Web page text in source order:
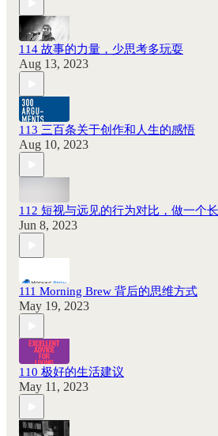
114 故事的力量，少思考多玩耍
Aug 13, 2023
113 三百条关于创作和人生的感悟
Aug 10, 2023
112 短视与远见的行为对比，做一个
Jun 8, 2023
111 Morning Brew 背后的思维方式
May 19, 2023
110 极好的生活建议
May 11, 2023